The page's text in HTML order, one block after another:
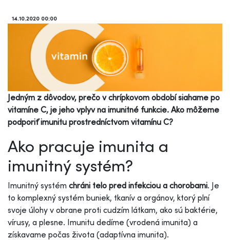
14.10.2020 00:00
Jedným z dôvodov, prečo v chrípkovom období siahame po
vitamíne C, je jeho vplyv na imunitné funkcie. Ako môžeme
podporiť imunitu prostredníctvom vitamínu C?
Ako pracuje imunita a
imunitný systém?
Imunitný systém chráni telo pred infekciou a chorobami. Je
to komplexný systém buniek, tkanív a orgánov, ktorý plní
svoje úlohy v obrane proti cudzím látkam, ako sú baktérie,
vírusy, a plesne. Imunitu dedíme (vrodená imunita) a
získavame počas života (adaptívna imunita).